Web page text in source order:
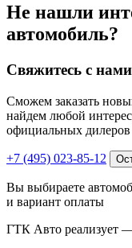
Не нашли
автомобиль?
Свяжитесь с
Сможем заказать
найдем любой
официальных
+7 (495) 023-85-12
Вы выбираете
и вариант оплаты
ГТК Авто реализует —